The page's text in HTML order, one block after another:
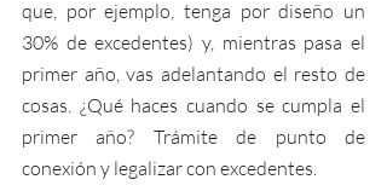
que, por ejemplo, tenga por diseño un
30% de excedentes) y, mientras pasa el
primer año, vas adelantando el resto de
cosas. ¿Qué haces cuando se cumpla el
primer año? Trámite de punto de
conexión y legalizar con excedentes.